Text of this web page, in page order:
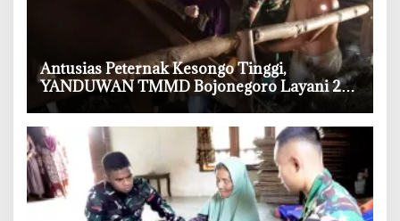
‎Antusias Peternak Kesongo Tinggi,
YANDUWAN TMMD Bojonegoro Layani 278
Ternak